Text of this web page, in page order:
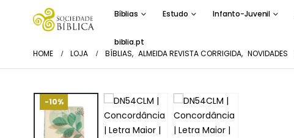
Bíblias Estudo Infanto-Juvenil
biblia.pt
HOME LOJA BÍBLIAS, ALMEIDA REVISTA CORRIGIDA, NOVIDADES
-10%